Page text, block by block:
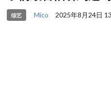
综艺 Mico 2025年8月24日